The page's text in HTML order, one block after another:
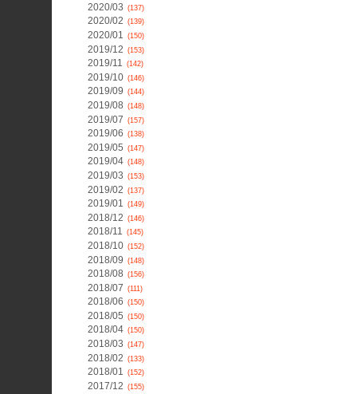
2020/03 (137)
2020/02 (139)
2020/01 (150)
2019/12 (153)
2019/11 (142)
2019/10 (146)
2019/09 (144)
2019/08 (148)
2019/07 (157)
2019/06 (138)
2019/05 (147)
2019/04 (148)
2019/03 (153)
2019/02 (137)
2019/01 (149)
2018/12 (146)
2018/11 (145)
2018/10 (152)
2018/09 (148)
2018/08 (156)
2018/07 (111)
2018/06 (150)
2018/05 (150)
2018/04 (150)
2018/03 (147)
2018/02 (133)
2018/01 (152)
2017/12 (155)